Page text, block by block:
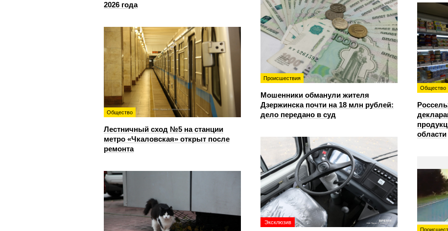
2026 года
Происшествия
Мошенники обманули жителя
Дзержинска почти на 18 млн рублей:
дело передано в суд
Общество
области
Общество
Лестничный сход №5 на станции
метро «Чкаловская» открыт после
ремонта
Эксклюзив